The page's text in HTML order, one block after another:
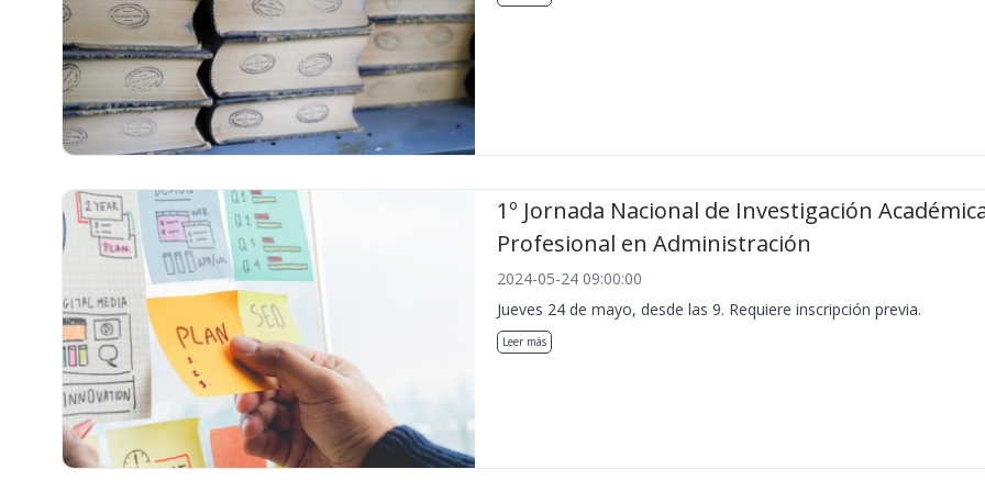
1º Jornada Nacional de Investigación
Profesional en Administración
2024-05-24 09:00:00
Jueves 24 de mayo, desde las 9. Requiere inscripción previa.
Leer más